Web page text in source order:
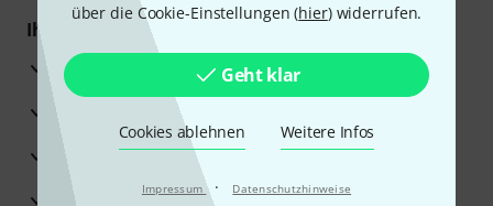
über die Cookie-Einstellungen (hier) widerrufen.
Geht klar
Cookies ablehnen Weitere Infos
Impressum · Datenschutzhinweise
Ihre Vorteile
3 Jahre Thomann Garantie
30 Tage Money-Back-Garantie
Reparaturservice
Beratung durch Fachexperten